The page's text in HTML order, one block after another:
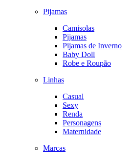
Pijamas
Camisolas
Pijamas
Pijamas de Inverno
Baby Doll
Robe e Roupão
Linhas
Casual
Sexy
Renda
Personagens
Maternidade
Marcas